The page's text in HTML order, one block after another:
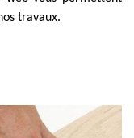
travaux.